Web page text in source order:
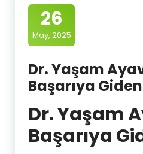
26
May, 2025
Dr. Yaşam
Başarıya
Dr. Yaşam
Başarıya